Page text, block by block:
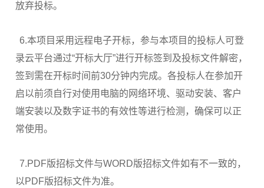
放弃投标。
6.本项目采用远程电子开标，参与本项目的投标人可登
录云平台通过“开标大厅”进行开标签到及投标文件解密，
签到需在开标时间前30分钟内完成。各投标人在参加开
启以前须自行对使用电脑的网络环境、驱动安装、客户
端安装以及数字证书的有效性等进行检测，确保可以正
常使用。
7.PDF版招标文件与WORD版招标文件如有不一致的，
以PDF版招标文件为准。